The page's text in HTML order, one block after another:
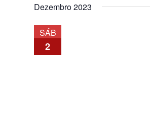
Dezembro 2023
SÁB
2